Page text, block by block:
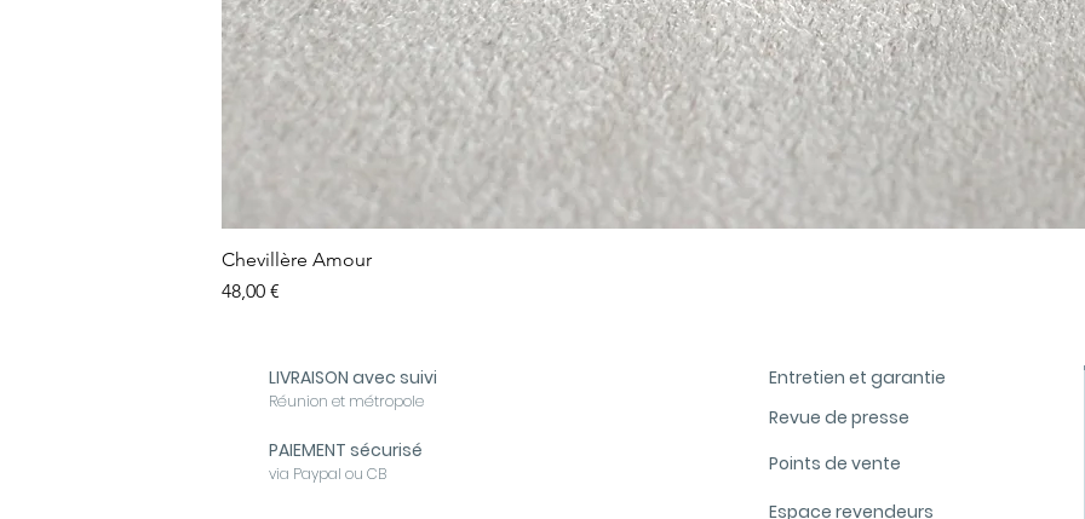
Chevillère Amour
Prix
48,00 €
LIVRAISON avec suivi
Réunion et métropole
PAIEMENT sécurisé
via Paypal ou CB
Entretien et garantie
Points de vente
Revue de presse
Espace revendeurs